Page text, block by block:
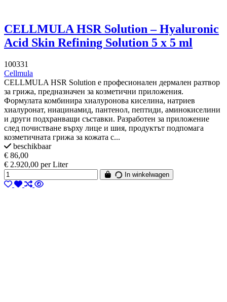
CELLMULA HSR Solution – Hyaluronic
Acid Skin Refining Solution 5 x 5 ml
100331
Cellmula
CELLMULA HSR Solution е професионален дермален разтвор
за грижа, предназначен за козметични приложения.
Формулата комбинира хиалуронова киселина, натриев
хиалуронат, ниацинамид, пантенол, пептиди, аминокиселини
и други подхранващи съставки. Разработен за приложение
след почистване върху лице и шия, продуктът подпомага
козметичната грижа за кожата с...
beschikbaar
€ 86,00
€ 2.920,00 per Liter
In winkelwagen